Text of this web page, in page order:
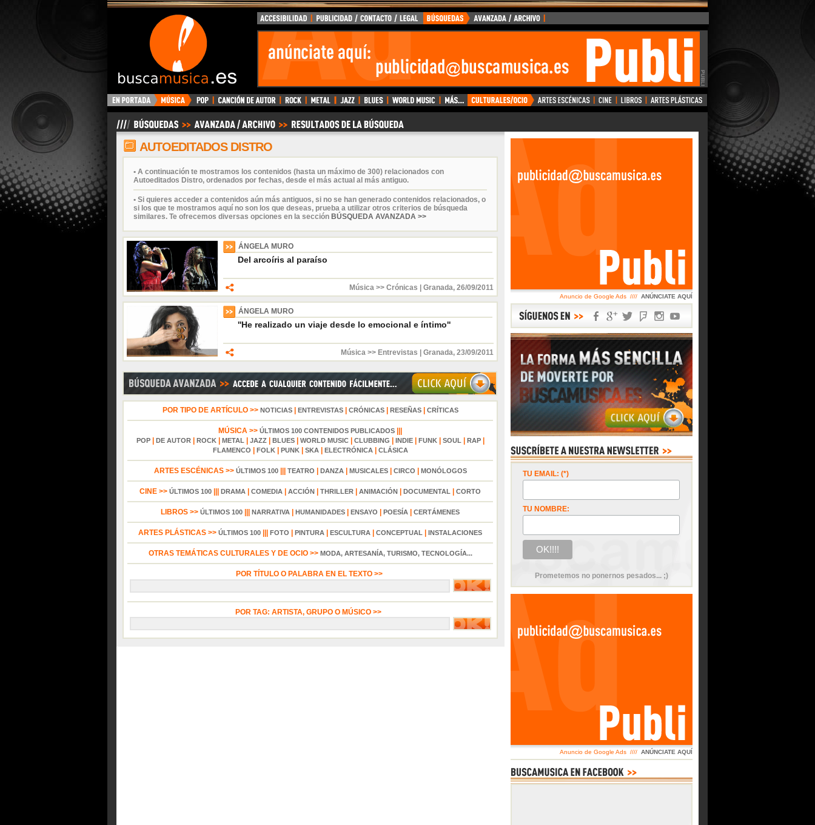
BuscaMusica.es
AUTOEDITADOS DISTRO
• A continuación te mostramos los contenidos (hasta un máximo de 300) relacionados con
Autoeditados Distro, ordenados por fechas, desde el más actual al más antiguo.
• Si quieres acceder a contenidos aún más antiguos, si no se han generado contenidos relacionados, o
si los que te mostramos aquí no son los que deseas, prueba a utilizar otros criterios de búsqueda
similares. Te ofrecemos diversas opciones en la sección BÚSQUEDA AVANZADA >>
ÁNGELA MURO
Del arcoíris al paraíso
Música >> Crónicas Granada, 26/09/2011
ÁNGELA MURO
''He realizado un viaje desde lo emocional e íntimo''
Música >> Entrevistas Granada, 23/09/2011
POR TIPO DE ARTÍCULO >> NOTICIAS| ENTREVISTAS| CRÓNICAS| RESEÑAS| CRÍTICAS
MÚSICA >> ÚLTIMOS 100 CONTENIDOS PUBLICADOS
POP| DE AUTOR| ROCK| METAL| JAZZ| BLUES| WORLD MUSIC| CLUBBING INDIE| FUNK| SOUL| RAP|
FLAMENCO FOLK| PUNK| SKA| ELECTRÓNICA| CLÁSICA
ARTES ESCÉNICAS >> ÚLTIMOS 100||| TEATRO DANZA| MUSICALES| CIRCO MONÓLOGOS
CINE >> ÚLTIMOS 100 DRAMA COMEDIA ACCIÓN THRILLER ANIMACIÓN DOCUMENTAL CORTO
LIBROS >> ÚLTIMOS 100 NARRATIVA HUMANIDADES ENSAYO POESÍA CERTÁMENES
ARTES PLÁSTICAS >> ÚLTIMOS 100 FOTO PINTURA ESCULTURA CONCEPTUAL INSTALACIONES
OTRAS TEMÁTICAS CULTURALES Y DE OCIO >> MODA, ARTESANÍA, TURISMO, TECNOLOGÍA...
POR TÍTULO O PALABRA EN EL TEXTO >>
POR TAG: ARTISTA, GRUPO O MÚSICO >>
Anuncio de Google Ads //// ANÚNCIATE AQUÍ
TU EMAIL: (*)
TU NOMBRE:
Prometemos no ponernos pesados... ;)
Anuncio de Google Ads //// ANÚNCIATE AQUÍ